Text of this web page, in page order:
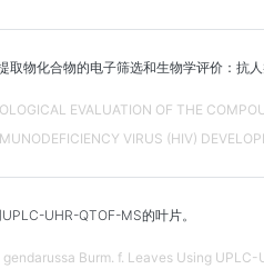
取物化合物的电子筛选和生物学评价：抗
EVALUATION OF THE
VIRUS (HIV)
UHR-QTOF-MS的叶片。
Burm. f. Leaves Using UPLC-